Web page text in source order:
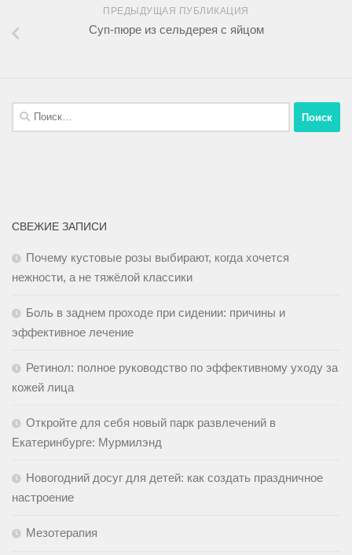
ПРЕДЫДУЩАЯ ПУБЛИКАЦИЯ
Суп-пюре из сельдерея с яйцом
СВЕЖИЕ ЗАПИСИ
Почему кустовые розы выбирают, когда хочется
нежности, а не тяжёлой классики
Боль в заднем проходе при сидении: причины и
эффективное лечение
Ретинол: полное руководство по эффективному уходу за
кожей лица
Откройте для себя новый парк развлечений в
Екатеринбурге: Мурмилэнд
Новогодний досуг для детей: как создать праздничное
настроение
Мезотерапия